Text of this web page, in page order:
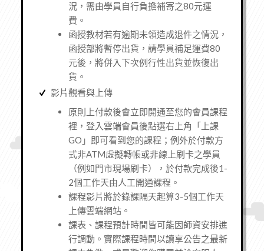
況，需由學員自行負擔補寄之80元運
費。
函授教材若有逾期未領造成退件之情況，
函授部將暫停出貨，請學員補足運費80
元後，將併入下次例行性出貨並恢復出
貨。
影片觀看與上傳
原則上付款後會立即開通至您的會員課程
裡，登入雲端會員後點選右上角「上課
GO」即可看到您的課程；例外於付款方
式非ATM虛擬轉帳或非線上刷卡之學員
（例如門市現場刷卡），於付款完成後1-
2個工作天由人工開通課程。
課程影片將於錄課隔天起算3-5個工作天
上傳雲端網站。
課表、課程預計時間皆可能因師資安排進
行調動。實際課程時間以讀享公告之最新